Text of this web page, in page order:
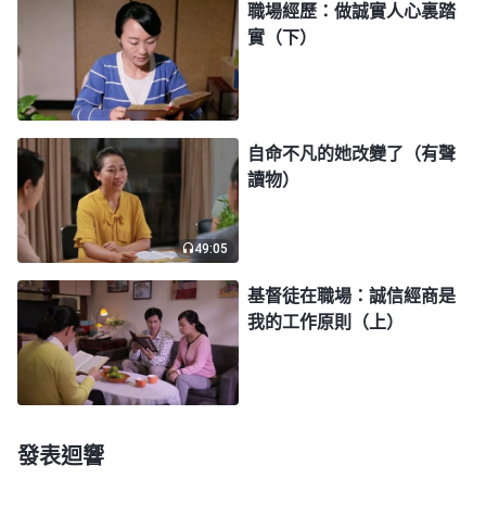
局的人一起來提審我。他們二十多人輪流值班，白天
黑夜地輪班對我進行刑訊逼供。這天又來了兩個國保
大隊的警察，他們曾提審過我一次，這次見我後先是
「好言相勸」：「你若如實交代就放你出去并保證你
的安全……只有共産黨能救你，神不能救你……」見
我不吱聲，一個警察氣急敗壞，駡駡咧咧地叫喊着讓
我坐在地上，用皮鞋使勁踢我的雙腿，把我踢得疼痛
難忍。這時，一警察過來問他：「怎麽樣，説了没
有？」他説：「還挺硬的，怎麽打也不説。」那人惡
狠狠地説：「再不説往死裏打！」接着對我威脅道：
「你説不説？不説非整死你！」我説：「我該説的都
説了，别的不知道！」他氣得像要瘋了似的，如野獸
一樣咆哮起來，又對我一頓拳打脚踢，最後打累了，
職場經歷：做誠實人心裏踏
實（下）
49:05
自命不凡的她改變了（有聲
讀物）
基督徒在職場：誠信經商是
我的工作原則（上）
發表迴響